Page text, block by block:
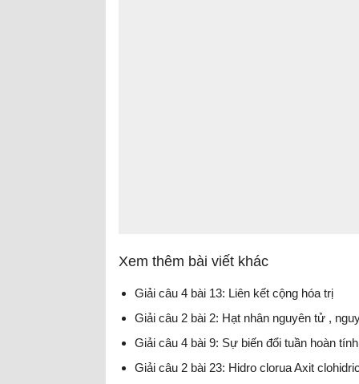
Xem thêm bài viết khác
Giải câu 4 bài 13: Liên kết cộng hóa trị
Giải câu 2 bài 2: Hạt nhân nguyên tử ,
Giải câu 4 bài 9: Sự biến đổi tuần hoàn
Giải câu 2 bài 23: Hidro clorua Axit